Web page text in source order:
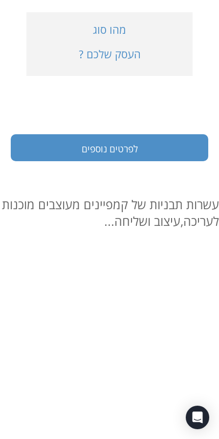
בעלי עסקים
לפרטים נוספים
מהו סוג
העסק שלכם ?
עשרות תבניות של קמפיינים מעוצבים מוכנות
לעריכה,עיצוב ושליחה...